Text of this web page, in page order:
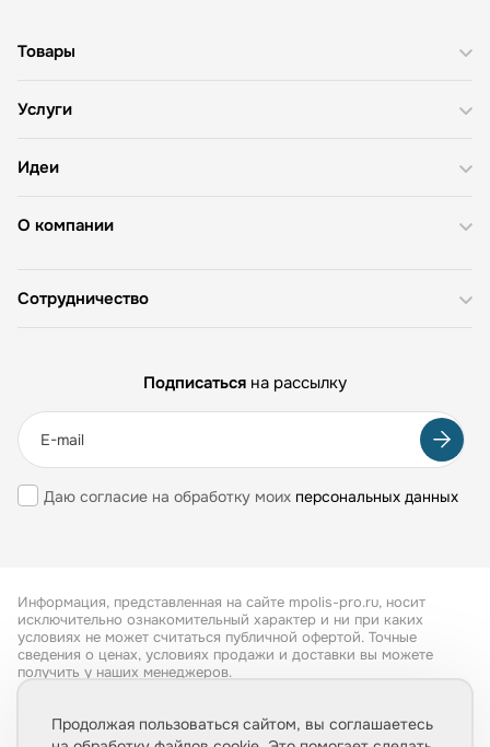
О компании
Товары
Услуги
Идеи
Сотрудничество
Подписаться на рассылку
Даю согласие на обработку моих персональных данных
Информация, представленная на сайте mpolis-pro.ru, носит
исключительно ознакомительный характер и ни при каких
условиях не может считаться публичной офертой. Точные
сведения о ценах, условиях продажи и доставки вы можете
получить у наших менеджеров.
Продолжая пользоваться сайтом, вы соглашаетесь